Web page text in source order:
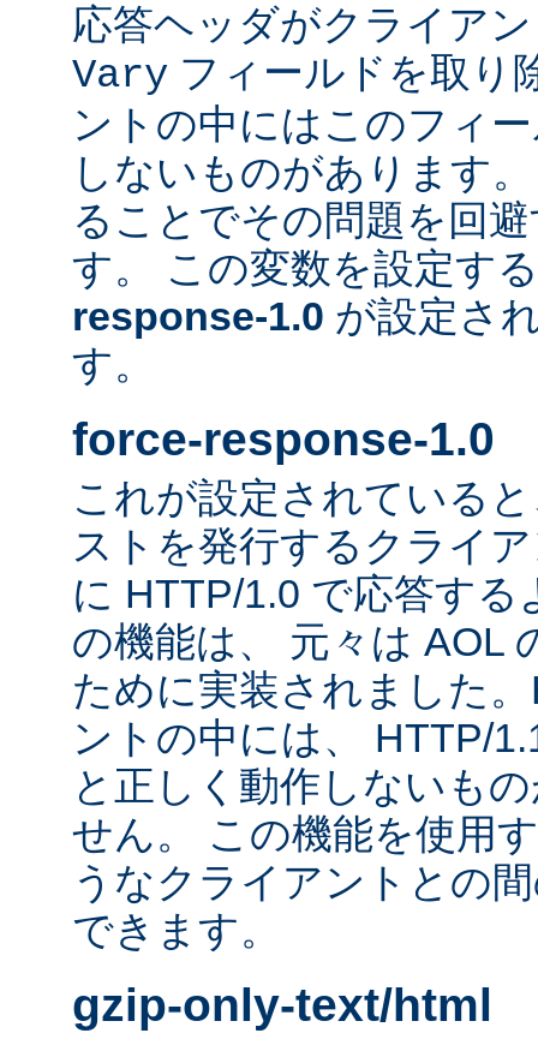
応答ヘッダがクライア
Vary フィールドを取り
ントの中にはこのフィ
しないものがあります
ることでその問題を回
す。 この変数を設定す
response-1.0 が設定さ
す。
force-response-1.0
これが設定されている
ストを発行するクライ
に HTTP/1.0 で応答す
の機能は、 元々は AOL
ために実装されました
ントの中には、 HTTP/
と正しく動作しないも
せん。 この機能を使用
うなクライアントとの
できます。
gzip-only-text/html